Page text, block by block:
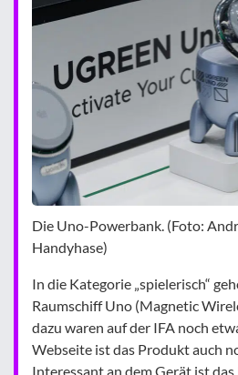
Die Uno-Powerbank. (Foto:
Handyhase)
In die Kategorie „spielerisch“
Raumschiff Uno (Magnetic
dazu waren auf der IFA noch
Webseite ist das Produkt auch
Interessant an dem Gerät ist das